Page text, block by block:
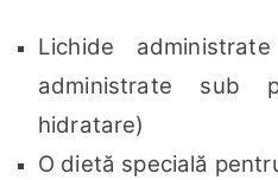
Lichide
administrate sub
hidratare)
O dietă specială